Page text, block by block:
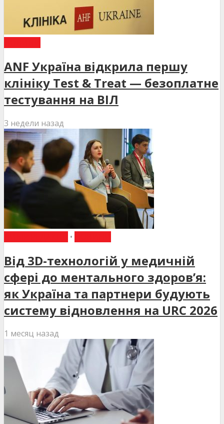
ANF Україна відкрила першу
клініку Test & Treat — безоплатне
тестування на ВІЛ
3 недели назад
•
Від 3D-технологій у медичній
сфері до ментального здоров’я:
як Україна та партнери будують
систему відновлення на URC 2026
1 месяц назад